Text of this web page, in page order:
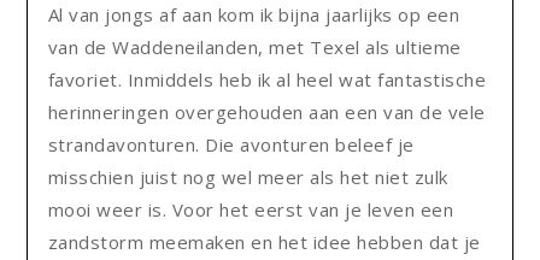
Al van jongs af aan kom ik bijna jaarlijks op een
van de Waddeneilanden, met Texel als ultieme
favoriet. Inmiddels heb ik al heel wat fantastische
herinneringen overgehouden aan een van de vele
strandavonturen. Die avonturen beleef je
misschien juist nog wel meer als het niet zulk
mooi weer is. Voor het eerst van je leven een
zandstorm meemaken en het idee hebben dat je